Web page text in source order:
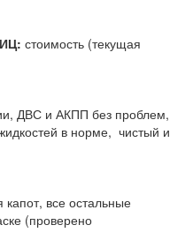
стоимость (текущая
ДВС и АКПП без проблем,
в норме, чистый и
все остальные
(проверено